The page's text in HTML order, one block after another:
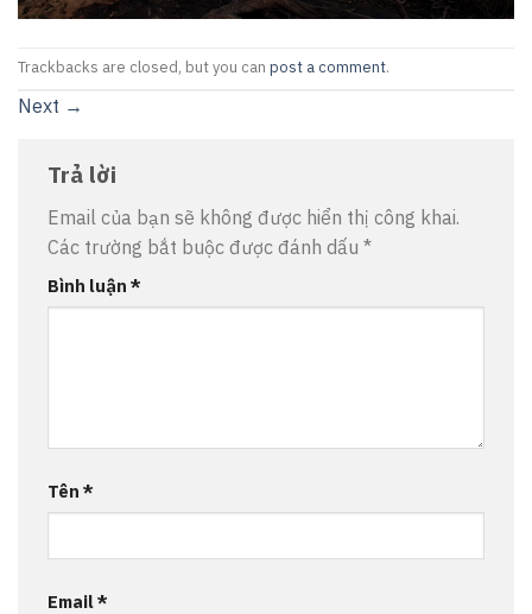
Trackbacks are closed, but you can post a comment.
Next →
Trả lời
Email của bạn sẽ không được hiển thị công khai.
Các trường bắt buộc được đánh dấu *
Bình luận *
Tên *
Email*